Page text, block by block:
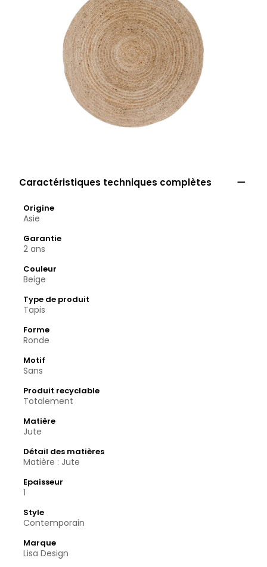
Caractéristiques techniques complètes 
Origine
Asie
Garantie
2 ans
Couleur
Beige
Type de produit
Tapis
Forme
Ronde
Motif
Sans
Produit recyclable
Totalement
Matière
Jute
Détail des matières
Matière : Jute
Epaisseur
1
Style
Contemporain
Marque
Lisa Design